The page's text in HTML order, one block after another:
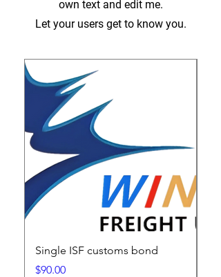
own text and edit me.
Let your users get to know you.
Single ISF customs bond
Price
$90.00